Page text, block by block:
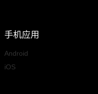
手机应用
Android
iOS